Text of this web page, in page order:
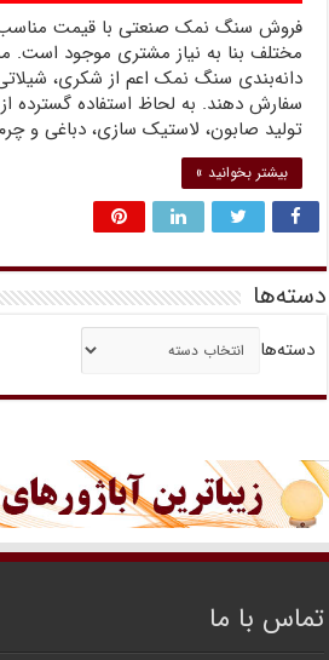
فروش سنگ نمک صنعتی با قیمت مناسب
مختلف بنا به نیاز مشتری موجود است.
دانه‌بندی سنگ نمک اعم از شکری،
سفارش دهند. به لحاظ استفاده گسترده
تولید صابون، لاستیک سازی، دباغی و
بیشتر بخوانید »
دسته‌ها
دسته‌ها
تماس با ما